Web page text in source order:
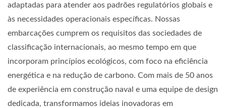
adaptadas para atender aos padrões regulatórios globais e
às necessidades operacionais específicas. Nossas
embarcações cumprem os requisitos das sociedades de
classificação internacionais, ao mesmo tempo em que
incorporam princípios ecológicos, com foco na eficiência
energética e na redução de carbono. Com mais de 50 anos
de experiência em construção naval e uma equipe de design
dedicada, transformamos ideias inovadoras em